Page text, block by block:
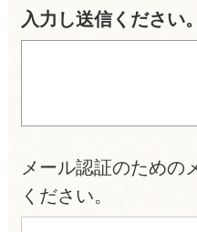
入力し送信ください。
メール認証のための
ください。